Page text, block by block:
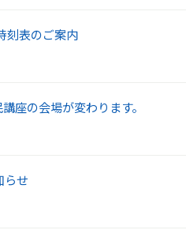
刻表のご案内
座の会場が変わります。
せ